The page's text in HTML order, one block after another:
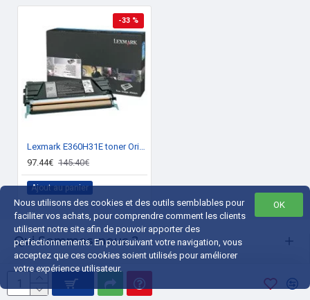
-33 %
Lexmark E360H31E toner Original Noir 1 pièce(s)
97.44€ 145.40€
Ajout au panier
Qui Sommes-nous ?
Liens Utiles
OK
Nous utilisons des cookies et des outils semblables pour
faciliter vos achats, pour comprendre comment les clients
utilisent notre site afin de pouvoir apporter des
perfectionnements. En poursuivant votre navigation, vous
acceptez que ces cookies soient utilisés pour améliorer
votre expérience utilisateur.